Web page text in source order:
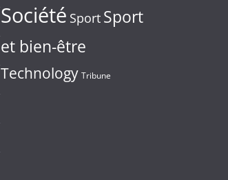
Société Sport Sport
et bien-être
Technology Tribune